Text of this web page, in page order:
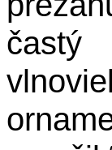
častý